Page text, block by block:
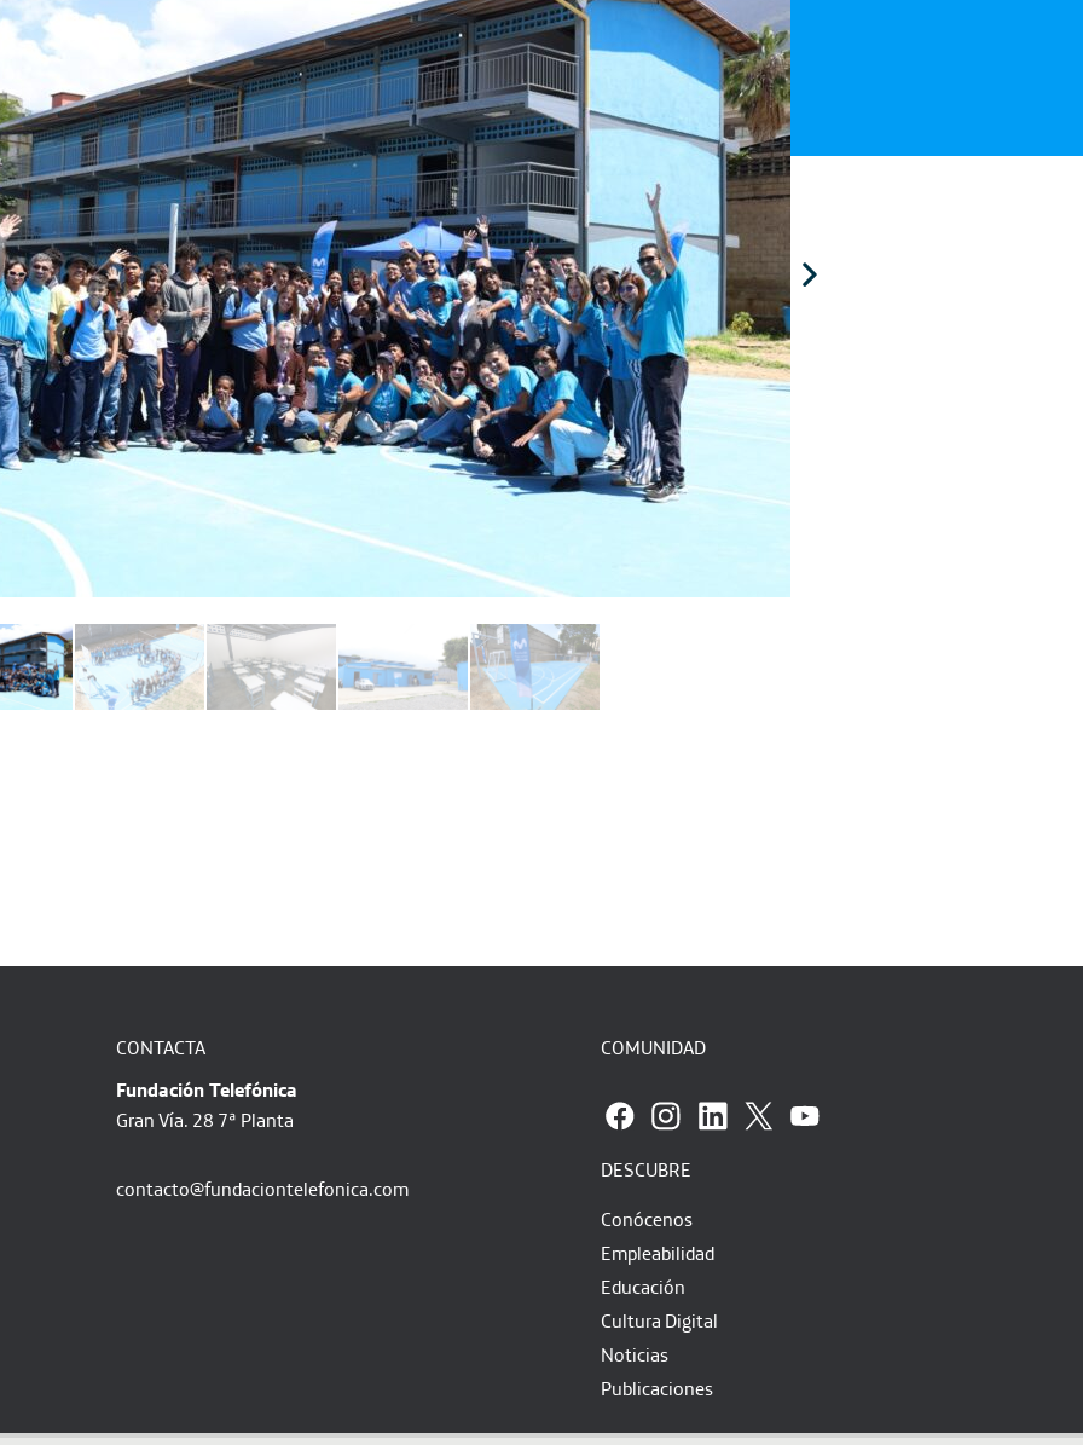
CONTACTA
Fundación Telefónica
Gran Vía. 28 7ª Planta
contacto@fundaciontelefonica.com
COMUNIDAD
DESCUBRE
Conócenos
Empleabilidad
Educación
Cultura Digital
Noticias
Publicaciones